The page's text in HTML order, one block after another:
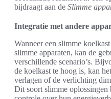
bijdraagt aan de Slimme
Integratie met andere
Wanneer een slimme
slimme apparaten, kan de
verschillende scenario’s.
de koelkast te hoog is, kan
verlagen of de verlichting
Dit soort slimme